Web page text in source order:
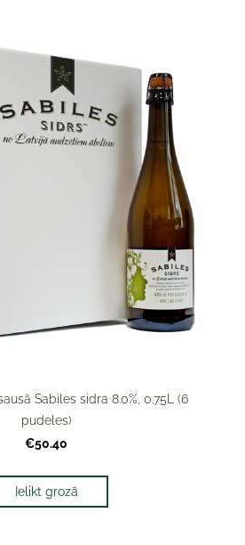
Sabiles sidra 8.0%, 0.75L (6
pudeles)
€50.40
Ielikt grozā